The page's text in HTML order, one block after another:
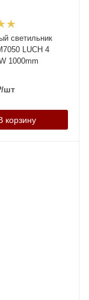
светильник
LUCH 4
1000mm
/шт
корзину